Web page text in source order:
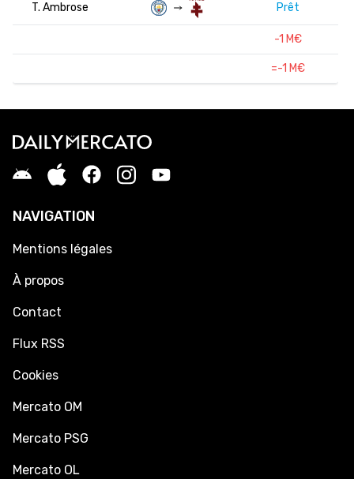
T. Ambrose Prêt
-1 M€
=-1 M€
NAVIGATION
Mentions légales
À propos
Contact
Flux RSS
Cookies
Mercato OM
Mercato PSG
Mercato OL